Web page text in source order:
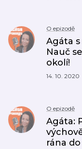
O epizodě
Agáta
Nauč
okolí!
14. 10. 2020
O epizodě
Agáta:
rána